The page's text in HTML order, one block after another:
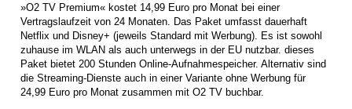
»O2 TV Premium« kostet 14,99 Euro pro Monat bei einer
Vertragslaufzeit von 24 Monaten. Das Paket umfasst dauerhaft
Netflix und Disney+ (jeweils Standard mit Werbung). Es ist sowohl
zuhause im WLAN als auch unterwegs in der EU nutzbar. dieses
Paket bietet 200 Stunden Online-Aufnahmespeicher. Alternativ sind
die Streaming-Dienste auch in einer Variante ohne Werbung für
24,99 Euro pro Monat zusammen mit O2 TV buchbar.